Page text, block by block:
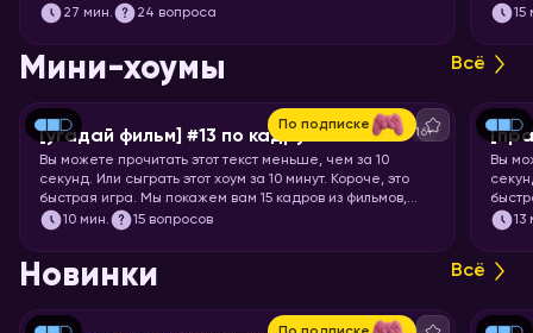
вопросы с визуальными подсказками. Вспоминайте, что
27 мин. 24 вопроса 15
Мини-хоумы Всё
По подписке
[угадай фильм] #13 по кадру 16+
Вы можете прочитать этот текст меньше, чем за 10
секунд. Или сыграть этот хоум за 10 минут. Короче, это
быстрая игра. Мы покажем вам 15 кадров из фильмов,
мультфильмов и аниме, а ваша задача – угадать, откуда
10 мин. 15 вопросов
Вы
13
Новинки Всё